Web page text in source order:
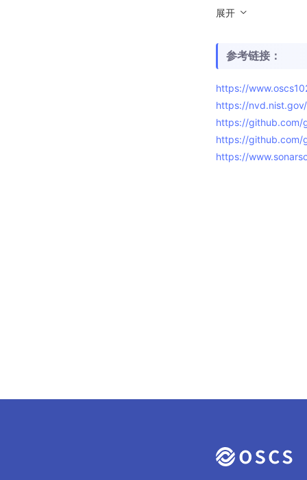
展开
参考链接：
https://
https://
https://github.com/
https://github.com/
https://